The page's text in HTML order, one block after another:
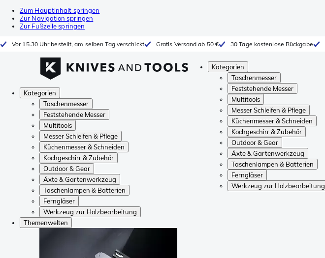
Zum Hauptinhalt springen
Zur Navigation springen
Zur Fußzeile springen
Vor 15.30 Uhr bestellt, am selben Tag verschickt Gratis Versand ab 50 € 30 Tage kostenlose Rückgabe
Kategorien
Taschenmesser
Feststehende Messer
Multitools
Messer Schleifen & Pflege
Küchenmesser & Schneiden
Kochgeschirr & Zubehör
Outdoor & Gear
Äxte & Gartenwerkzeug
Taschenlampen & Batterien
Ferngläser
Werkzeug zur Holzbearbeitung
Kategorien
Taschenmesser
Feststehende Messer
Multitools
Messer Schleifen & Pflege
Küchenmesser & Schneiden
Kochgeschirr & Zubehör
Outdoor & Gear
Äxte & Gartenwerkzeug
Taschenlampen & Batterien
Ferngläser
Werkzeug zur Holzbearbeitung
Themenwelten